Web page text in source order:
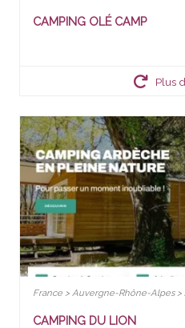
CAMPING OLÉ CAMP
Plus
France > Auvergne-Rhône-Alpes
CAMPING DU LION